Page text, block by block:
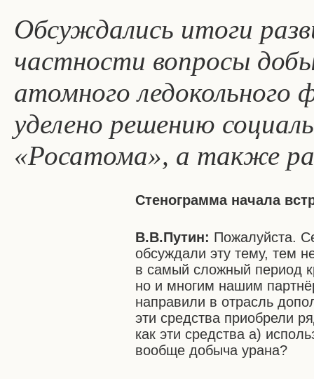
Обсуждались итоги
частности вопросы
атомного ледокольного
уделено решению
«Росатома», а также
Стенограмма начала
В.В.Путин: Пожалуйста.
обсуждали эту тему, тем
в самый сложный период
но и многим нашим
направили в отрасль
эти средства приобрели
как эти средства а)
вообще добыча урана?